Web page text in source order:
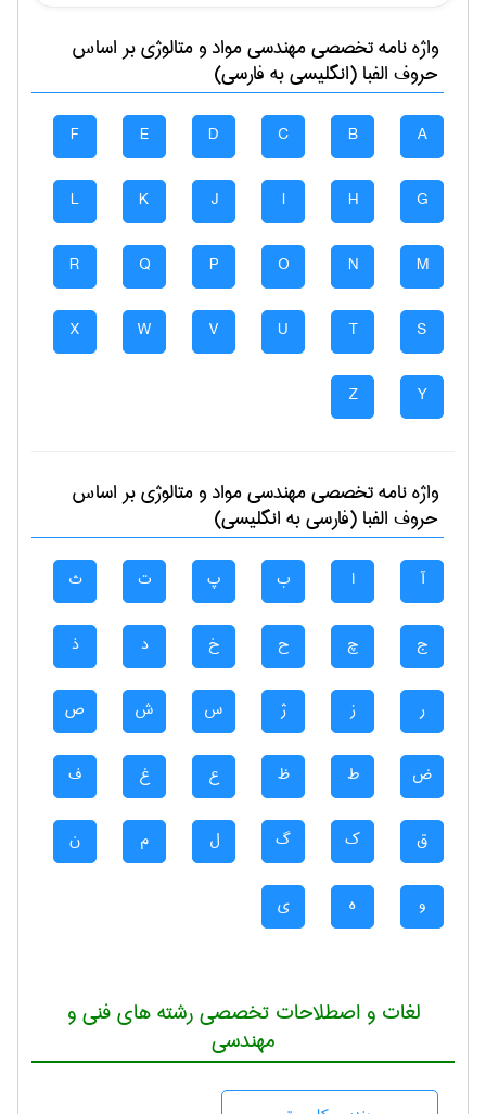
واژه نامه تخصصیمهندسی مواد و متالوژیبر اساس
حروف الفبا (انگلیسی به فارسی)
A
B
C
D
E
F
G
H
I
J
K
L
M
N
O
P
Q
R
S
T
U
V
W
X
Y
Z
واژه نامه تخصصیمهندسی مواد و متالوژیبر اساس
حروف الفبا (فارسی به انگلیسی)
آ ا ب پ ت ث
ج چ ح خ د ذ
ر ز ژ س ش ص
ض ط ظ ع غ ف
ق ک گ ل م ن
و ه ی
لغات و اصطلاحات تخصصی رشته های فنی و
مهندسی